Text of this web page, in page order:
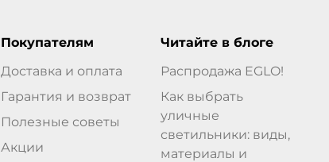
Покупателям
Доставка и оплата
Гарантия и возврат
Полезные советы
Акции
Читайте в блоге
Распродажа EGLO!
Как выбрать
уличные
светильники: виды,
материалы и